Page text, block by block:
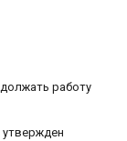
работу